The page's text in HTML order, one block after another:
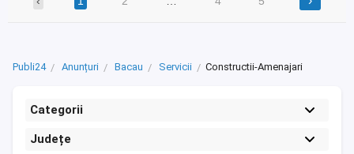
Publi24 Anunțuri Bacau Servicii Constructii-Amenajari
Categorii
Județe